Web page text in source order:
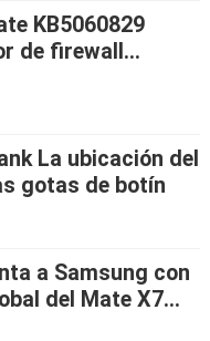
KB5060829
de firewall
La ubicación del
gotas de botín
a Samsung con
del Mate X7